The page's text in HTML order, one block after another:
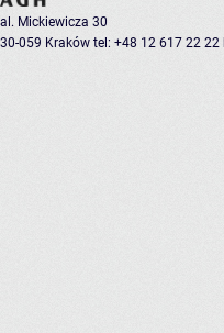
al. Mickiewicza 30
30-059 Kraków tel: +48 12 617 22 22